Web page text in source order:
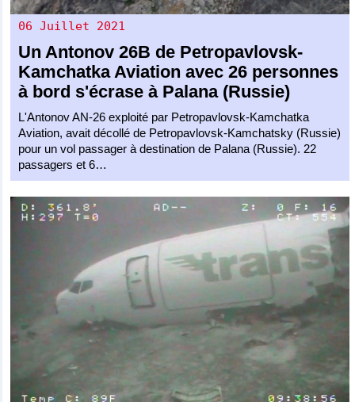
06 Juillet 2021
Un Antonov 26B de Petropavlovsk-
Kamchatka Aviation avec 26 personnes
à bord s'écrase à Palana (Russie)
L'Antonov AN-26 exploité par Petropavlovsk-Kamchatka
Aviation, avait décollé de Petropavlovsk-Kamchatsky (Russie)
pour un vol passager à destination de Palana (Russie). 22
passagers et 6…